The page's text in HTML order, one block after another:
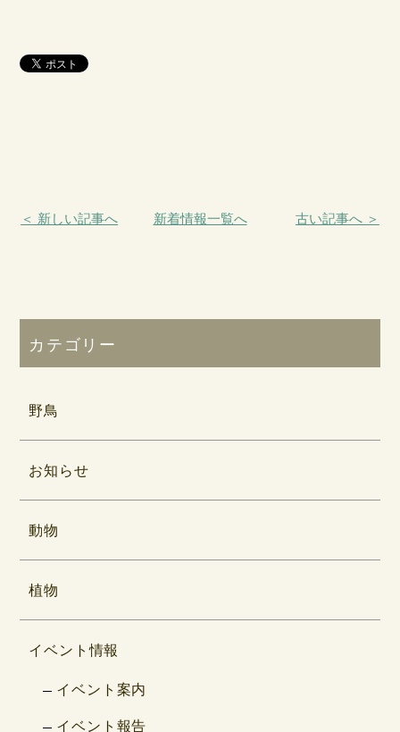
＜ 新しい記事へ 新着情報一覧へ 古い記事へ ＞
カテゴリー
野鳥
お知らせ
動物
植物
イベント情報
イベント案内
イベント報告